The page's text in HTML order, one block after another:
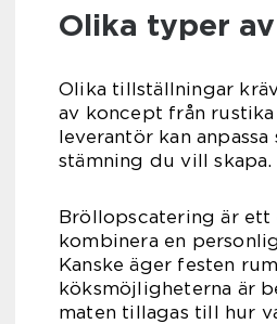
Olika typer
Olika tillställningar
av koncept från
leverantör kan
stämning du vill skapa.
Bröllopscatering är ett
kombinera en
Kanske äger festen
köksmöjligheterna är
maten tillagas till hur